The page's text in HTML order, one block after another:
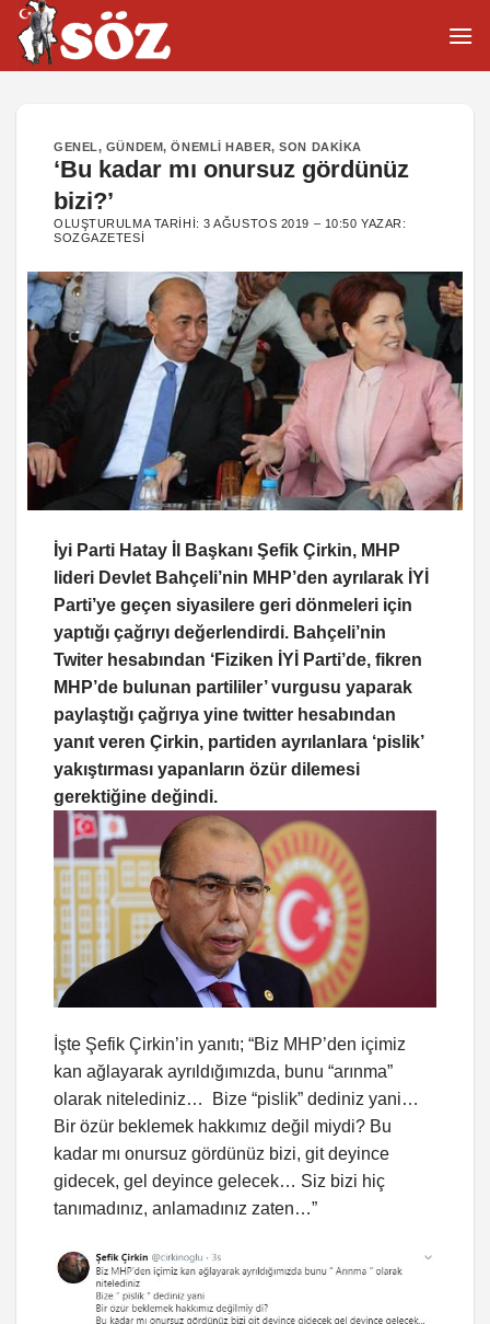
İçeriğe
atla
GENEL, GÜNDEM,ÖNEMLI HABER,SON DAKIKA
‘Bu kadar mı onursuz gördünüz
bizi?’
OLUŞTURULMA TARIHI:3 AĞUSTOS 2019 – 10:50 YAZAR:
SOZGAZETESI
İyi Parti Hatay İl Başkanı Şefik Çirkin, MHP
lideri Devlet Bahçeli’nin MHP’den ayrılarak İYİ
Parti’ye geçen siyasilere geri dönmeleri için
yaptığı çağrıyı değerlendirdi. Bahçeli’nin
Twiter hesabından ‘Fiziken İYİ Parti’de, fikren
MHP’de bulunan partililer’ vurgusu yaparak
paylaştığı çağrıya yine twitter hesabından
yanıt veren Çirkin, partiden ayrılanlara ‘pislik’
yakıştırması yapanların özür dilemesi
gerektiğine değindi.
İşte Şefik Çirkin’in yanıtı; “Biz MHP’den içimiz
kan ağlayarak ayrıldığımızda, bunu “arınma”
olarak nitelediniz… Bize “pislik” dediniz yani…
Bir özür beklemek hakkımız değil miydi? Bu
kadar mı onursuz gördünüz bizi, git deyince
gidecek, gel deyince gelecek… Siz bizi hiç
tanımadınız, anlamadınız zaten…”